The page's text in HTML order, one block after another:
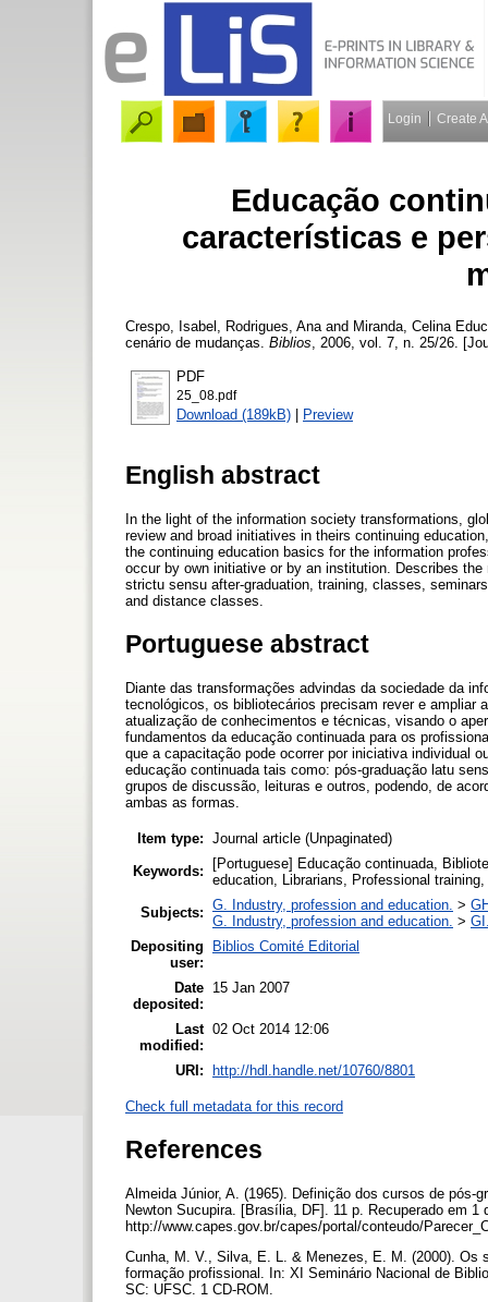
Login Create
Educação
características e
Crespo, Isabel Rodrigues, Ana and Miranda, Celina
cenário de mudanças. Biblios , 2006, vol. 7, n. 25/26.
PDF
25_08.pdf
Download (189kB) | Preview
English abstract
In the light of the information society transformations,
review and broad initiatives in theirs continuing
the continuing education basics for the information
occur by own initiative or by an institution. Describes
strictu sensu after-graduation, training, classes,
and distance classes.
Portuguese abstract
Diante das transformações advindas da sociedade da
tecnológicos, os bibliotecários precisam rever e ampliar
atualização de conhecimentos e técnicas, visando o
fundamentos da educação continuada para os
que a capacitação pode ocorrer por iniciativa individual
educação continuada tais como: pós-graduação latu
grupos de discussão, leituras e outros, podendo, de
ambas as formas.
Item type: Journal article (Unpaginated)
Keywords:
[Portuguese] Educação continuada,
education, Librarians, Professional
Subjects: G. Industry, profession and education. >
G. Industry, profession and education. >
Depositing
user:
Biblios Comité Editorial
Date
deposited:
15 Jan 2007
Last
modified:
02 Oct 2014 12:06
URI: http://hdl.handle.net/10760/8801
Check full metadata for this record
References
Almeida Júnior, A. (1965). Definição dos cursos de pós-
Newton Sucupira. [Brasília, DF]. 11 p. Recuperado em 1
http://www.capes.gov.br/capes/portal/conteudo/
Cunha, M. V., Silva, E. L. & Menezes, E. M. (2000). Os
formação profissional. In: XI Seminário Nacional de
SC: UFSC. 1 CD-ROM.